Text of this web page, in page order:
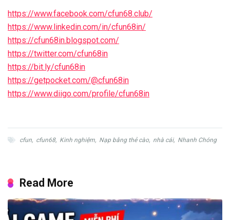
https://www.facebook.com/cfun68.club/
https://www.linkedin.com/in/cfun68in/
https://cfun68in.blogspot.com/
https://twitter.com/cfun68in
https://bit.ly/cfun68in
https://getpocket.com/@cfun68in
https://www.diigo.com/profile/cfun68in
cfun, cfun68, Kinh nghiệm, Nạp bằng thẻ cào, nhà cái, Nhanh Chóng
Read More